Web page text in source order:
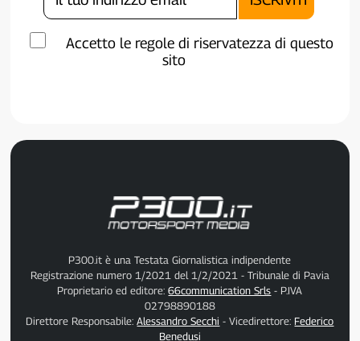
Accetto le regole di riservatezza di questo
sito
P300.it è una Testata Giornalistica indipendente
Registrazione numero 1/2021 del 1/2/2021 - Tribunale di Pavia
Proprietario ed editore:66communication Srls - P.IVA
02798890188
Direttore Responsabile:Alessandro Secchi - Vicedirettore: Federico
Benedusi